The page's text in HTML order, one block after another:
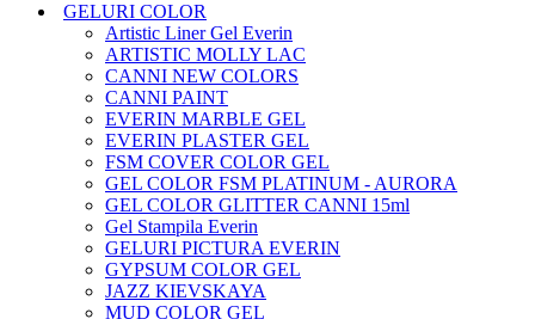
GELURI COLOR
Artistic Liner Gel Everin
ARTISTIC MOLLY LAC
CANNI NEW COLORS
CANNI PAINT
EVERIN MARBLE GEL
EVERIN PLASTER GEL
FSM COVER COLOR GEL
GEL COLOR FSM PLATINUM - AURORA
GEL COLOR GLITTER CANNI 15ml
Gel Stampila Everin
GELURI PICTURA EVERIN
GYPSUM COLOR GEL
JAZZ KIEVSKAYA
MUD COLOR GEL